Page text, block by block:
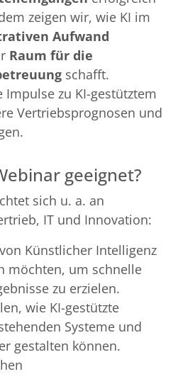
zeigen wir, wie KI im
Aufwand
Raum für die
schafft.
Impulse zu KI-gestütztem
Vertriebsprognosen und
geeignet?
sich u. a. an
IT und Innovation:
Künstlicher Intelligenz
möchten, um schnelle
zu erzielen.
wie KI-gestützte
Systeme und
gestalten können.